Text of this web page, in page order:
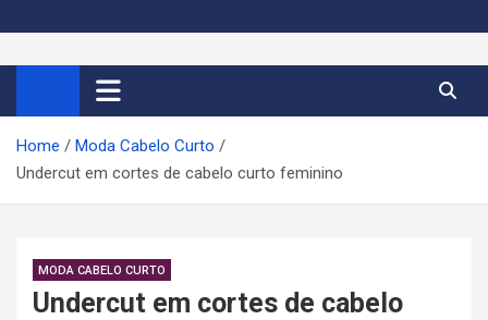
i
t
o
Cortes de Cabelo Curto
Feminino 2026
Moda e tendências dos cabelos curtos femininos 2026
Home
Moda Cabelo Curto
Undercut em cortes de cabelo curto feminino
MODA CABELO CURTO
Undercut em cortes de cabelo